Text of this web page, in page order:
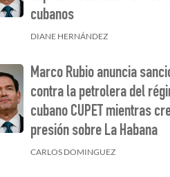
cubanos
DIANE HERNÁNDEZ
Marco Rubio anuncia
contra la petrolera del
cubano CUPET mientras
presión sobre La Habana
CARLOS DOMINGUEZ